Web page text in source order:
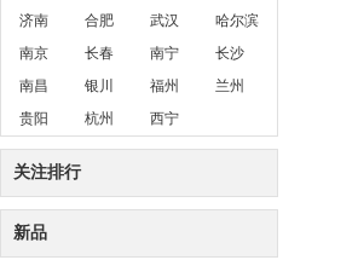
济南
合肥 武汉
哈尔滨
南京
长春 南宁
长沙
南昌
银川 福州
兰州
贵阳
杭州 西宁
关注排行
新品